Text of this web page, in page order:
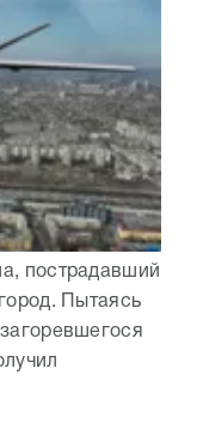
пострадавший
Пытаясь